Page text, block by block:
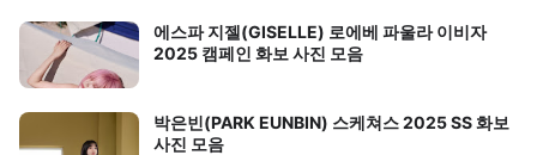
에스파 지젤(GISELLE) 로에베 파울라 이비자
2025 캠페인 화보 사진 모음
박은빈(PARK EUNBIN) 스케쳐스 2025 SS 화보
사진 모음